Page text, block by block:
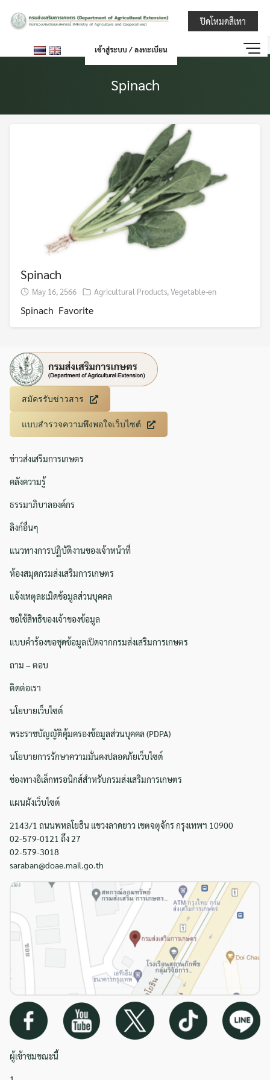
กรมส่งเสริมกา
เข้าสู่ระบบ / ลงทะเบียน
Search
Spinach
Spinach
May 16, 2566 Agricultural Products,Vegetable-en
Spinach Favorite
สมัครรับข่าวสาร
แบบสำรวจความพึงพอใจเว็บไซต์
ข่าวส่งเสริมการเกษตร
คลังความรู้
ธรรมาภิบาลองค์กร
ลิงก์อื่นๆ
แนวทางการปฏิบัติงานของเจ้าหน้าที่
ห้องสมุดกรมส่งเสริมการเกษตร
แจ้งเหตุละเมิดข้อมูลส่วนบุคคล
ขอใช้สิทธิของเจ้าของข้อมูล
แบบคำร้องขอชุดข้อมูลเปิดจากกรมส่งเสริมการเกษตร
ถาม – ตอบ
ติดต่อเรา
นโยบายเว็บไซต์
พระราชบัญญัติคุ้มครองข้อมูลส่วนบุคคล (PDPA)
นโยบายการรักษาความมั่นคงปลอดภัยเว็บไซต์
ช่องทางอิเล็กทรอนิกส์สำหรับกรมส่งเสริมการเกษตร
แผนผังเว็บไซต์
2143/1 ถนนพหลโยธิน แขวงลาดยาว เขตจตุจักร กรุงเทพฯ 10900
02-579-0121 ถึง 27
02-579-3018
saraban@doae.mail.go.th
ผู้เข้าชมขณะนี้
ปิดโหมดสีเทา